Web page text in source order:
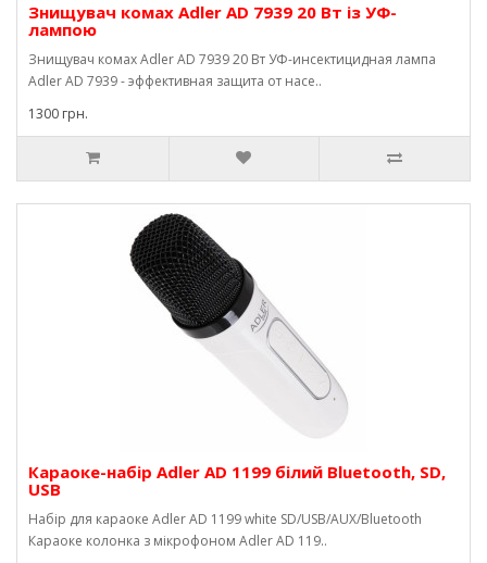
Знищувач комах Adler AD 7939 20 Вт із УФ-
лампою
Знищувач комах Adler AD 7939 20 Вт УФ-инсектицидная лампа
Adler AD 7939 - эффективная защита от насе..
1300 грн.
Караоке-набір Adler AD 1199 білий Bluetooth, SD,
USB
Набір для караоке Adler AD 1199 white SD/USB/AUX/Bluetooth
Караоке колонка з мікрофоном Adler AD 119..